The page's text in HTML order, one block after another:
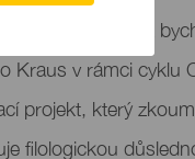
používáme, aniž
Kraus v rámci cyklu
projekt, který
filologickou